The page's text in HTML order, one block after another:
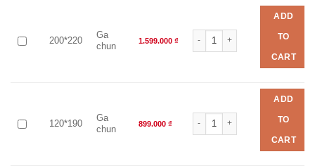
200*220
Ga
chun
1.599.000 ₫
Bộ chăn ga EVERON EPM
ADD
TO
CART
120*190
Ga
chun
899.000 ₫
Bộ chăn ga EVERON EPM
ADD
TO
CART